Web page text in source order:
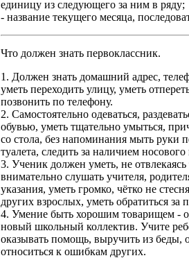
единицу из следующего за ним в ряду;
- название текущего месяца,
Что должен знать первоклассник.
1. Должен знать домашний адрес,
уметь переходить улицу, уметь
позвонить по телефону.
2. Самостоятельно одеваться,
обувью, уметь тщательно умыться,
со стола, без напоминания мыть руки
туалета, следить за наличием носового
3. Ученик должен уметь, не отвлекаясь
внимательно слушать учителя,
указания, уметь громко, чётко не
других взрослых, уметь обратиться
4. Умение быть хорошим товарищем -
новый школьный коллектив. Учите
оказывать помощь, выручить из беды,
относиться к ошибкам других.